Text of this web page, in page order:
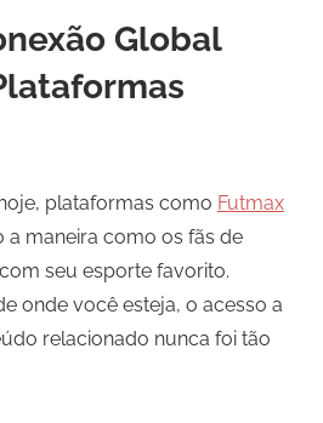
Global
plataformas como Futmax
maneira como os fãs de
seu esporte favorito.
onde você esteja, o acesso a
relacionado nunca foi tão